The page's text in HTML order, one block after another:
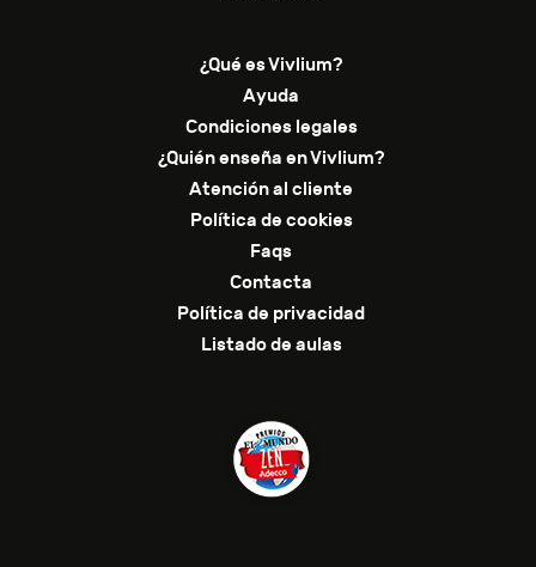
¿Qué es Vivlium?
Ayuda
Condiciones legales
¿Quién enseña en Vivlium?
Atención al cliente
Política de cookies
Faqs
Contacta
Política de privacidad
Listado de aulas